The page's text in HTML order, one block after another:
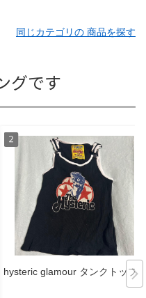
同じカテゴリの 商品を探す
グです
hysteric glamour タンクトップ